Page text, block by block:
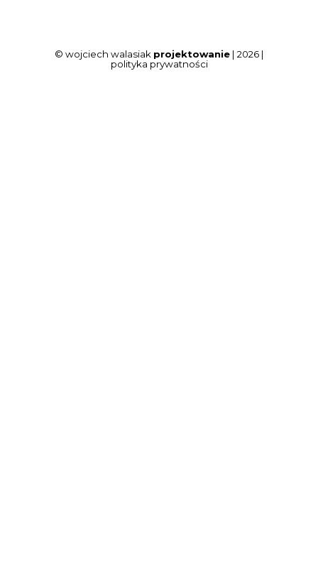
© wojciech walasiak projektowanie| 2026 |
polityka prywatności